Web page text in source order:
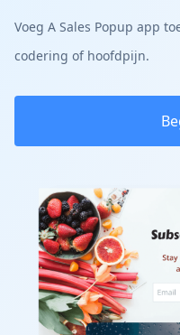
Voeg A Sales Popup app
codering of hoofdpijn.